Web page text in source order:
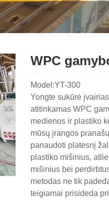
WPC
Model:YT-300
Yongte sukūrė
atitinkamas WPC
medienos ir plastiko
mūsų įrangos
panaudoti platesnį
plastiko mišinius,
mišinius bei
metodas ne tik
teigiamai prisideda